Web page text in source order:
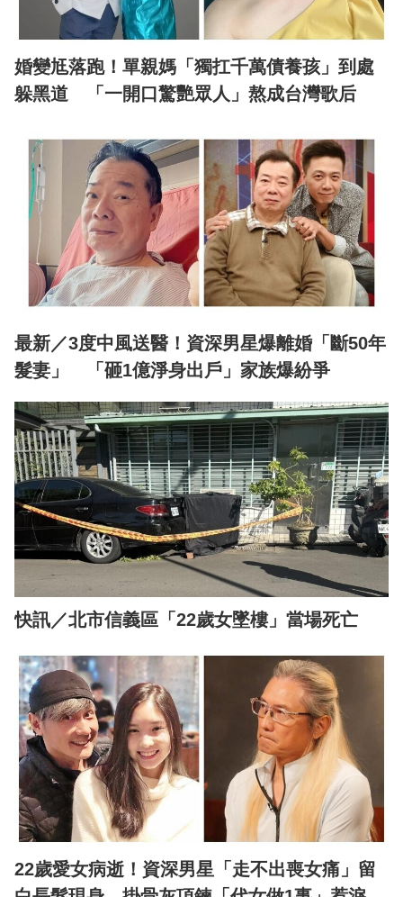
婚變尪落跑！單親媽「獨扛千萬債養孩」到處
躲黑道 「一開口驚艷眾人」熬成台灣歌后
最新／3度中風送醫！資深男星爆離婚「斷50年
髮妻」 「砸1億淨身出戶」家族爆紛爭
快訊／北市信義區「22歲女墜樓」當場死亡
22歲愛女病逝！資深男星「走不出喪女痛」留